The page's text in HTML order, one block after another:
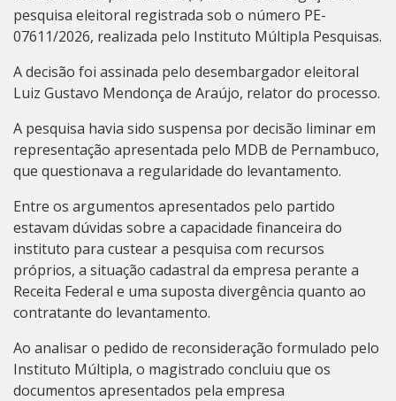
pesquisa eleitoral registrada sob o número PE-
07611/2026, realizada pelo Instituto Múltipla Pesquisas.
A decisão foi assinada pelo desembargador eleitoral
Luiz Gustavo Mendonça de Araújo, relator do processo.
A pesquisa havia sido suspensa por decisão liminar em
representação apresentada pelo MDB de Pernambuco,
que questionava a regularidade do levantamento.
Entre os argumentos apresentados pelo partido
estavam dúvidas sobre a capacidade financeira do
instituto para custear a pesquisa com recursos
próprios, a situação cadastral da empresa perante a
Receita Federal e uma suposta divergência quanto ao
contratante do levantamento.
Ao analisar o pedido de reconsideração formulado pelo
Instituto Múltipla, o magistrado concluiu que os
documentos apresentados pela empresa